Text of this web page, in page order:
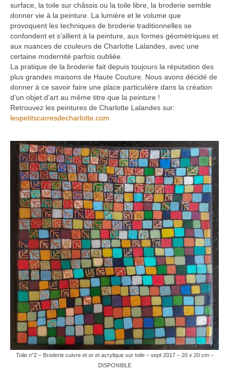
surface, la toile sur châssis ou la toile libre, la broderie semble
donner vie à la peinture. La lumière et le volume que
provoquent les techniques de broderie traditionnelles se
confondent et s’allient à la peinture, aux formes géométriques et
aux nuances de couleurs de Charlotte Lalandes, avec une
certaine modernité parfois oubliée.
La pratique de la broderie fait depuis toujours la réputation des
plus grandes maisons de Haute Couture. Nous avons décidé de
donner à ce savoir faire une place particulière dans la création
d’un objet d’art au même titre que la peinture !
Retrouvez les peintures de Charlotte Lalandes sur:
lespetitscarresdecharlotte.com
Toile n°2 – Broderie cuivre et or et acrylique sur toile – sept 2017 – 20 x 20 cm –
DISPONIBLE